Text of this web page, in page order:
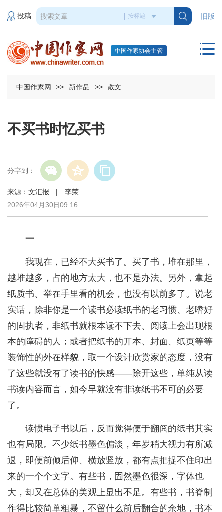
旧版
投稿
中国作家协会主管
中国作家网 >> 新作品 >> 散文
不买书时忆买书
分享到：
来源：文汇报 | 李荣
2026年04月30日09:16
一
我现在，已经不大买书了。买了书，堆在那里，
越堆越多，占的地方太大，也不是办法。另外，拿起
纸质书、举在手里看的机会，也没有以前多了。说老
实话，除非你是一个读书必读纸书的老习惯、老嗜好
的固执者，非纸书就根本读不下去、阅读上会出现根
本的障碍的人；或者把纸书的开本、封面、纸页等等
装饰性的外在样貌，取一个设计欣赏家的态度，没有
了这些就没有了读书的快感——除开这些，单纯从读
书读内容而言，如今早就没有非读纸书不可的必要
了。
读惯电子书以后，反而觉得便于翻阅的纸书其实
也有局限。不少纸书墨色偏淡，年岁稍大视力有所减
退，即便前倾后仰、横放竖放，都有点把捉不住印出
来的一个个文字。有些书，固然墨色很深，字体也
大，却又在总体的美观上显出不足。有些书，书脊制
作得比较简单粗暴，不留什么前后翻合的余地，书本